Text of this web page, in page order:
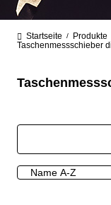
Startseite / Produkte
Taschenmessschieber